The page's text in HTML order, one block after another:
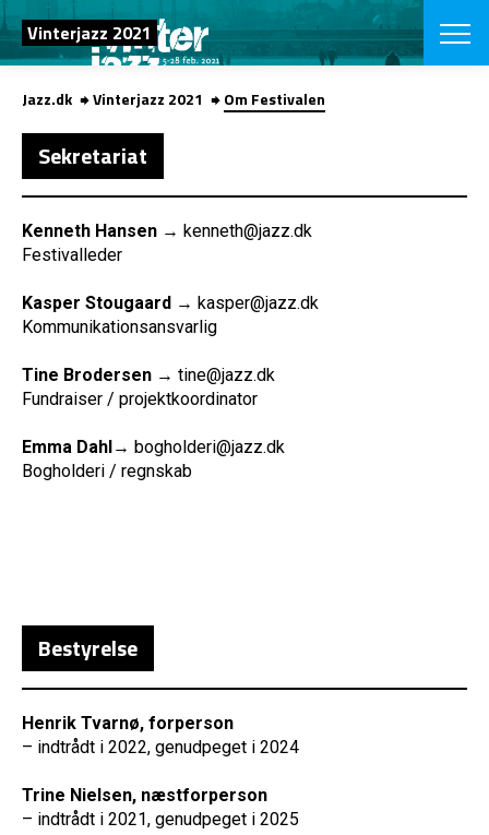
SØG
Vinterjazz 2021
COPENHAGEN
PROGRAM
Jazz.dk Vinterjazz 2021 Om Festivalen
Sekretariat
Kenneth Hansen → kenneth@jazz.dk
Festivalleder
Kasper Stougaard → kasper@jazz.dk
Kommunikationsansvarlig
Tine Brodersen → tine@jazz.dk
Fundraiser / projektkoordinator
Emma Dahl→ bogholderi@jazz.dk
Bogholderi / regnskab
Bestyrelse
Henrik Tvarnø, forperson
– indtrådt i 2022, genudpeget i 2024
Trine Nielsen, næstforperson
– indtrådt i 2021, genudpeget i 2025